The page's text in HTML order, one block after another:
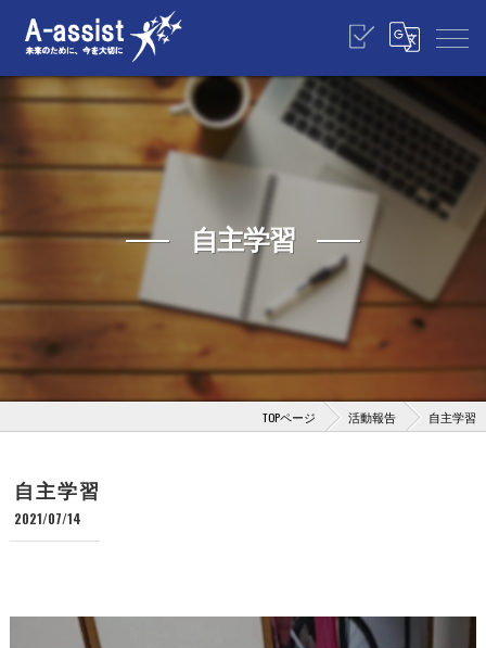
自主学習
TOPページ 活動報告 自主学習
自主学習
2021/07/14